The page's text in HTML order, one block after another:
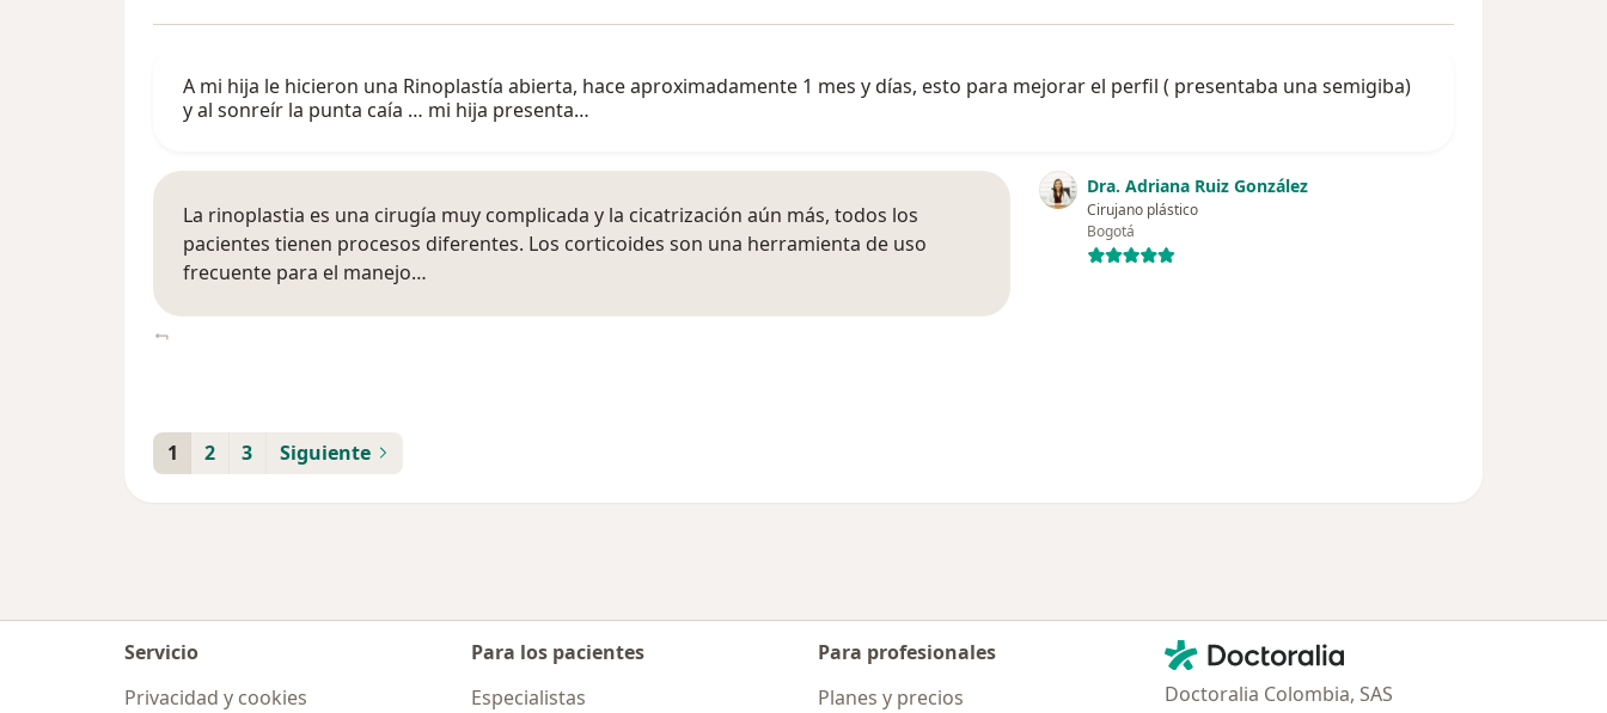
A mi hija le hicieron una Rinoplastía abierta, hace aproximadamente 1 mes y días, esto para mejorar el perfil ( presentaba una semigiba)
y al sonreír la punta caía … mi hija presenta…
Dra. Adriana Ruiz González
Cirujano plástico
Bogotá
La rinoplastia es una cirugía muy complicada y la cicatrización aún más, todos los
pacientes tienen procesos diferentes. Los corticoides son una herramienta de uso
frecuente para el manejo…
1 2 3 Siguiente
Servicio
Privacidad y cookies
Para los pacientes
Especialistas
Para profesionales
Planes y precios
Contacto
Doctoralia - Página de inicio
Doctoralia Colombia, SAS